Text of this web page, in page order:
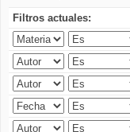
Filtros actuales: